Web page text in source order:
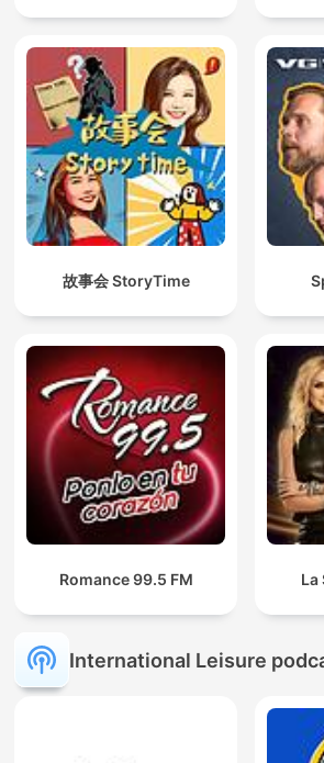
故事会 StoryTime
Romance 99.5 FM La
International Leisure